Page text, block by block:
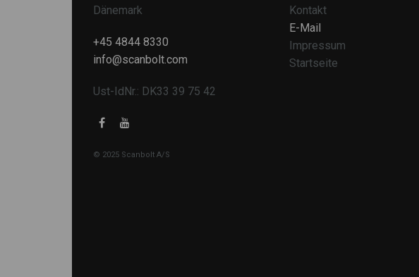
Dänemark
+45 4844 8330
info@scanbolt.com
Ust-IdNr.: DK33 39 75 42
© 2025 Scanbolt A/S
Kontakt
E-Mail
Impressum
Startseite